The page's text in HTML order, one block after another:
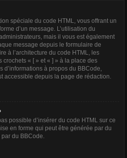
spéciale du code HTML, vous offrant un
d’un message. L’utilisation du
mais il vous est également
message depuis le formulaire de
à l’architecture du code HTML, les
crochets « [ » et « ] » à la place des
d’informations à propos du BBCode,
accessible depuis la page de rédaction.
possible d’insérer du code HTML sur ce
en forme qui peut être générée par du
du BBCode.